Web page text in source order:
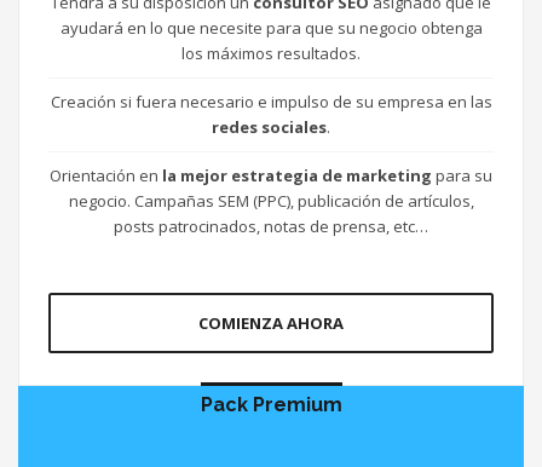
ayudará en lo que necesite para que su negocio obtenga
los máximos resultados.
Creación si fuera necesario e impulso de su empresa en las
redes sociales.
Orientación en la mejor estrategia de marketing para su
negocio. Campañas SEM (PPC), publicación de artículos,
posts patrocinados, notas de prensa, etc…
COMIENZA AHORA
Pack Premium